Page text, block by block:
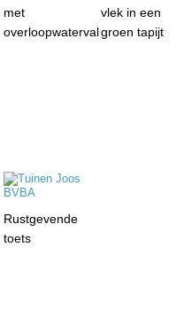
met
overloopwaterval
vlek in een
groen tapijt
Rustgevende
toets